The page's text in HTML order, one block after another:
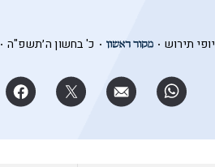
יופי תירוש כ' בחשון ה׳תשפ"ה